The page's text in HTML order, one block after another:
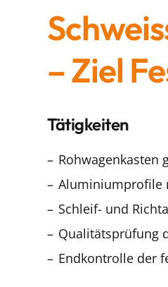
– Ziel
Tätigkeiten
Rohwagenkasten
Aluminiumprofile
Schleif- und
Qualitätsprüfung
Endkontrolle der